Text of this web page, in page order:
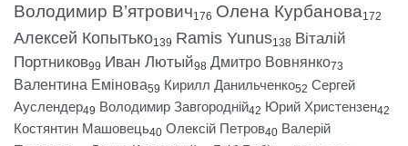
Володимир В’ятрович176 Олена Курбанова172
Алексей Копытько139 Ramis Yunus138 Віталій
Портников99 Иван Лютый98 Дмитро Вовнянко73
Валентина Емінова59 Кирилл Данильченко52 Сергей
Ауслендер49 Володимир Завгородній42 Юрий Христензен42
Костянтин Машовець40 Олексій Петров40 Валерій